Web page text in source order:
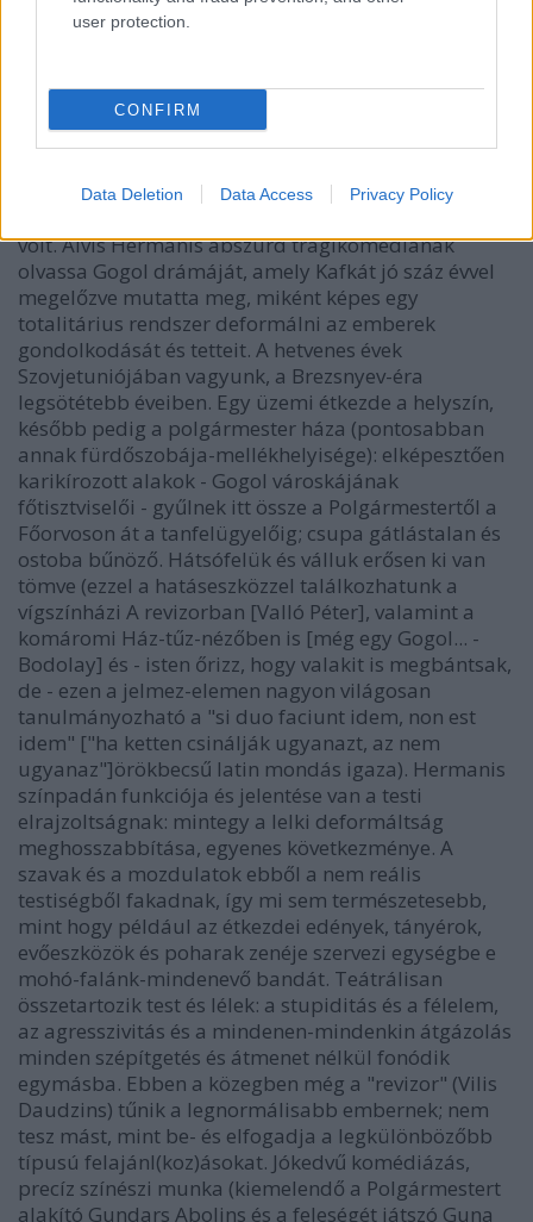
user protection.
CONFIRM
Data Deletion Data Access Privacy Policy
számolódnak fel azok a kapcsolatok, amelyek még
az élethez kötik ezt a hiperérzékeny, menthetetlenül
Nyomasztó előadás, amely - ha osztottak volna
ilyeneket - biztosan elnyerte volna legalább a
legjobb díszlet (Malgorzata Szesniak) és a legjobb
A fesztivál talán legtöbbet vitatott (s szerintem a
volt. Alvis Hermanis abszurd tragikomédiának
olvassa Gogol drámáját, amely Kafkát jó száz évvel
megelőzve mutatta meg, miként képes egy
totalitárius rendszer deformálni az emberek
gondolkodását és tetteit. A hetvenes évek
Szovjetuniójában vagyunk, a Brezsnyev-éra
legsötétebb éveiben. Egy üzemi étkezde a helyszín,
később pedig a polgármester háza (pontosabban
annak fürdőszobája-mellékhelyisége): elképesztően
karikírozott alakok - Gogol városkájának
főtisztviselői - gyűlnek itt össze a Polgármestertől a
Főorvoson át a tanfelügyelőig; csupa gátlástalan és
ostoba bűnöző. Hátsófelük és válluk erősen ki van
tömve (ezzel a hatáseszközzel találkozhatunk a
vígszínházi A revizorban [Valló Péter], valamint a
komáromi Ház-tűz-nézőben is [még egy Gogol... -
Bodolay] és - isten őrizz, hogy valakit is megbántsak,
de - ezen a jelmez-elemen nagyon világosan
tanulmányozható a "si duo faciunt idem, non est
idem" ["ha ketten csinálják ugyanazt, az nem
ugyanaz"]örökbecsű latin mondás igaza). Hermanis
színpadán funkciója és jelentése van a testi
elrajzoltságnak: mintegy a lelki deformáltság
meghosszabbítása, egyenes következménye. A
szavak és a mozdulatok ebből a nem reális
testiségből fakadnak, így mi sem természetesebb,
mint hogy például az étkezdei edények, tányérok,
evőeszközök és poharak zenéje szervezi egységbe e
mohó-falánk-mindenevő bandát. Teátrálisan
összetartozik test és lélek: a stupiditás és a félelem,
az agresszivitás és a mindenen-mindenkin átgázolás
minden szépítgetés és átmenet nélkül fonódik
egymásba. Ebben a közegben még a "revizor" (Vilis
Daudzins) tűnik a legnormálisabb embernek; nem
tesz mást, mint be- és elfogadja a legkülönbözőbb
típusú felajánl(koz)ásokat. Jókedvű komédiázás,
precíz színészi munka (kiemelendő a Polgármestert
alakító Gundars Abolins és a feleségét játszó Guna